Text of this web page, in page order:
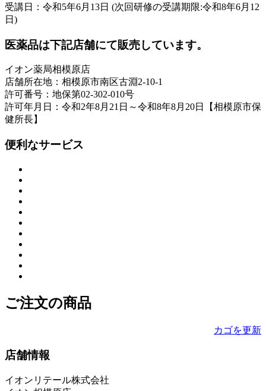
受講日：令和5年6月13日 (次回研修の受講期限:令和8年6月12
日)
医薬品は下記店舗にて販売しています。
イオン薬局相模原店
店舗所在地：相模原市南区古淵2-10-1
許可番号：地保第02-302-010号
許可年月日：令和2年8月21日～令和8年8月20日【相模原市保
健所長】
便利なサービス
ご注文の商品
カゴを更新
店舗情報
イオンリテール株式会社